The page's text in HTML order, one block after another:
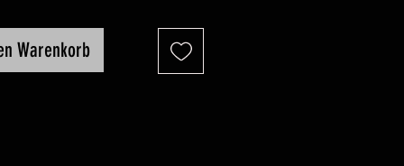
Warenkorb